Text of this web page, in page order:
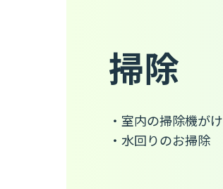
掃除
・室内の掃除機がけ
・水回りのお掃除